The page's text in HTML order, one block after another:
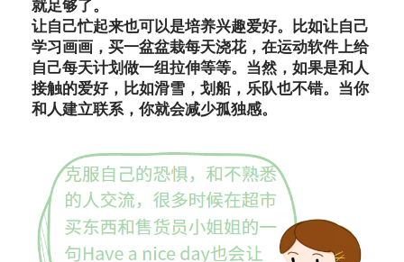
就足够了。
让自己忙起来也可以是培养兴趣爱好。比如让自己
学习画画，买一盆盆栽每天浇花，在运动软件上给
自己每天计划做一组拉伸等等。当然，如果是和人
接触的爱好，比如滑雪，划船，乐队也不错。当你
和人建立联系，你就会减少孤独感。